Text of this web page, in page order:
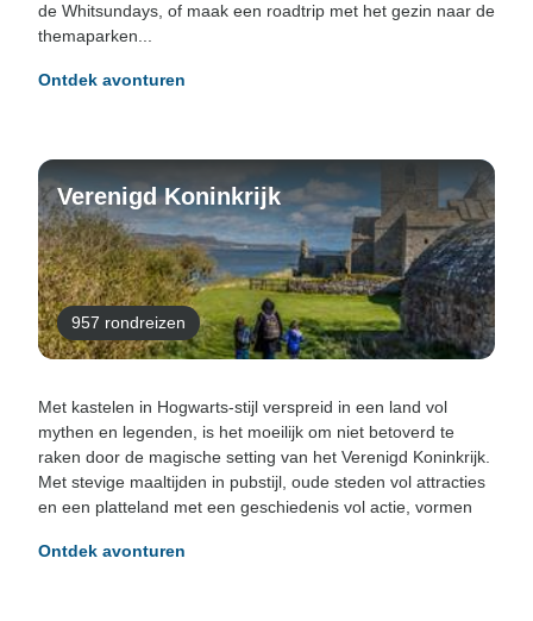
de Whitsundays, of maak een roadtrip met het gezin naar de
themaparken...
Ontdek avonturen
Verenigd Koninkrijk
957 rondreizen
Met kastelen in Hogwarts-stijl verspreid in een land vol
mythen en legenden, is het moeilijk om niet betoverd te
raken door de magische setting van het Verenigd Koninkrijk.
Met stevige maaltijden in pubstijl, oude steden vol attracties
en een platteland met een geschiedenis vol actie, vormen
Ontdek avonturen